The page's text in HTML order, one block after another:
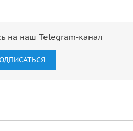
на наш Telegram-канал